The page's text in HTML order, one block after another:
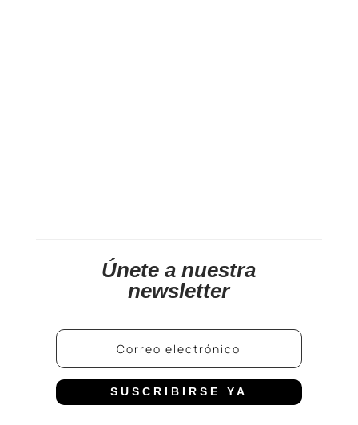
Únete a nuestra
newsletter
SUSCRIBIRSE YA